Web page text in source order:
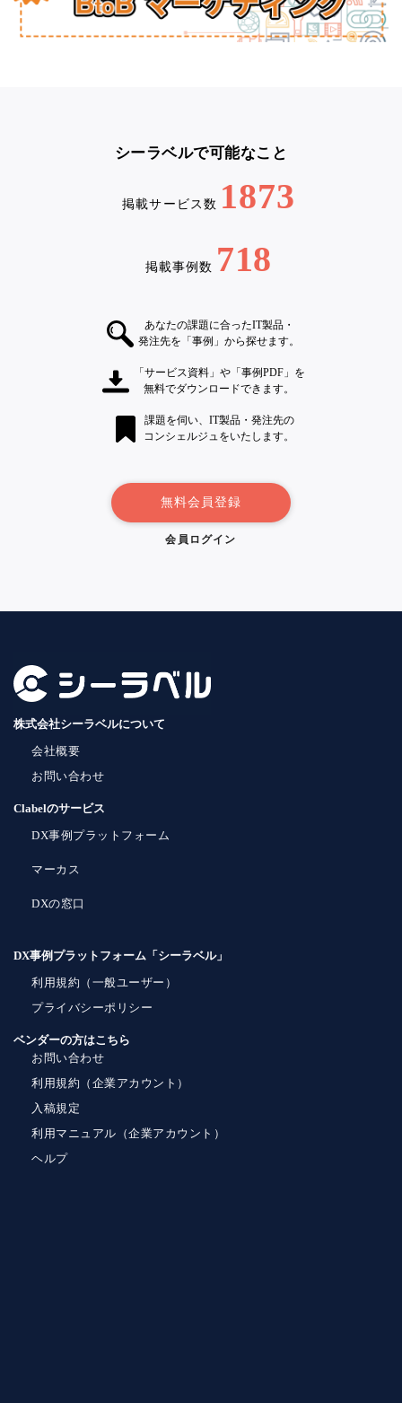
シーラベルで可能なこと
掲載サービス数 1873
掲載事例数 718
あなたの課題に合ったIT製品・
発注先を「事例」から探せます。
「サービス資料」や「事例PDF」を
無料でダウンロードできます。
課題を伺い、IT製品・発注先の
コンシェルジュをいたします。
無料会員登録
会員ログイン
株式会社シーラベルについて
会社概要
お問い合わせ
Clabelのサービス
DX事例プラットフォーム
マーカス
DXの窓口
DX事例プラットフォーム「シーラベル」
利用規約（一般ユーザー）
プライバシーポリシー
ベンダーの方はこちら
お問い合わせ
利用規約（企業アカウント）
入稿規定
利用マニュアル（企業アカウント）
ヘルプ